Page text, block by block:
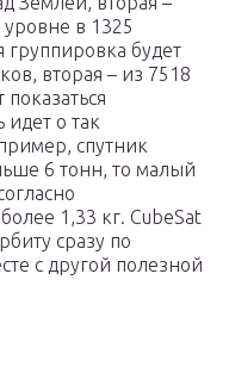
в 1325
будет
вторая – из 7518
о так
спутник
6 тонн, то малый
1,33 кг. CubeSat
сразу по
с другой полезной